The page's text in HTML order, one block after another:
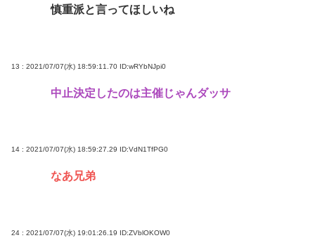
慎重派と言ってほしいね
13 : 2021/07/07(水) 18:59:11.70 ID:wRYbNJpi0
中止決定したのは主催じゃんダッサ
14 : 2021/07/07(水) 18:59:27.29 ID:VdN1TfPG0
なあ兄弟
24 : 2021/07/07(水) 19:01:26.19 ID:ZVblOKOW0